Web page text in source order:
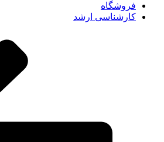
فروشگاه
کارشناسی ارشد